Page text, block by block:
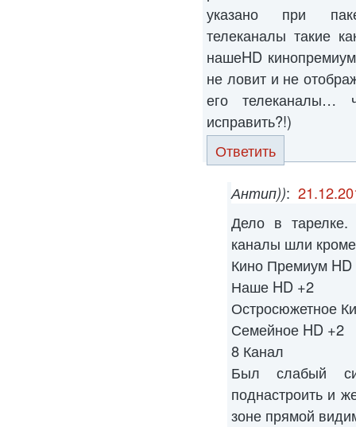
указано при
телеканалы такие
нашеHD
не ловит и не
его телеканалы…
исправить?!)
Ответить
Антип)):
Дело в
каналы шли
Кино Премиум HD
Наше HD +2
Остросюжетное
Семейное HD +2
8 Канал
Был слабый
поднастроить и
зоне прямой